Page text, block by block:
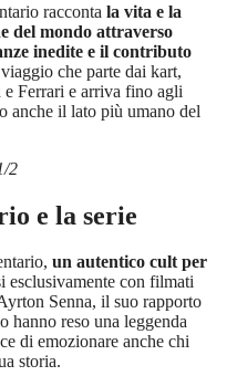
racconta la vita e la
del mondo attraverso
inedite e il contributo
che parte dai kart,
e Ferrari e arriva fino agli
anche il lato più umano del
2
e la serie
un autentico cult per
esclusivamente con filmati
Senna, il suo rapporto
hanno reso una leggenda
di emozionare anche chi
storia.